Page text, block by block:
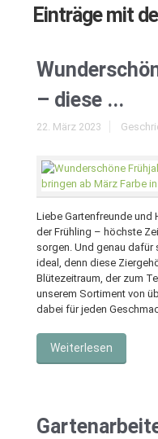
Einträge mit
– diese ...
22. März 2023
Liebe Gartenfreunde und
der Frühling – höchste
sorgen. Und genau dafür
ideal, denn diese
Blütezeitraum, der zum
unserem Sortiment von
dabei für jeden
Weiterlesen